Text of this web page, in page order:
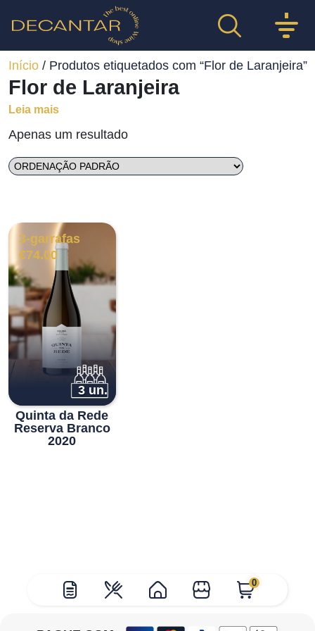
0
Início / Produtos etiquetados com “Flor de Laranjeira”
Flor de Laranjeira
Leia mais
Apenas um resultado
3-garrafas
€74.00
3 un.
Quinta da Rede
Reserva Branco
2020